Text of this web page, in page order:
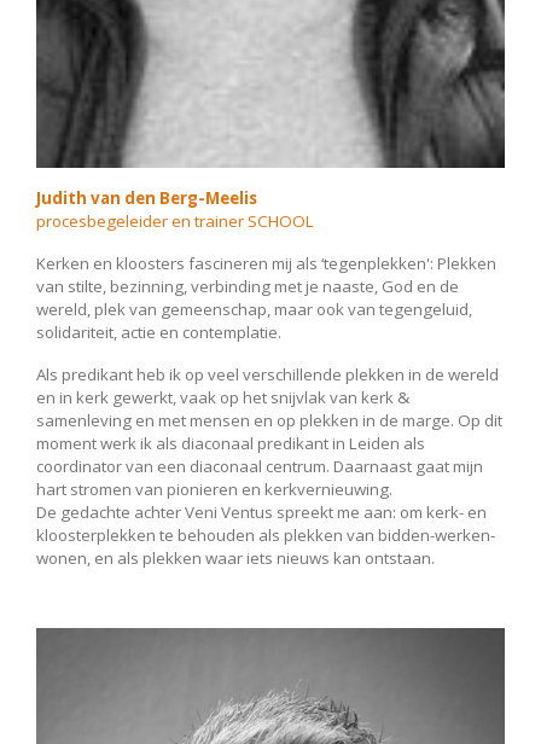
Judith van den Berg-Meelis
procesbegeleider en trainer SCHOOL
Kerken en kloosters fascineren mij als ‘tegenplekken': Plekken
van stilte, bezinning, verbinding met je naaste, God en de
wereld, plek van gemeenschap, maar ook van tegengeluid,
solidariteit, actie en contemplatie.
Als predikant heb ik op veel verschillende plekken in de wereld
en in kerk gewerkt, vaak op het snijvlak van kerk &
samenleving en met mensen en op plekken in de marge. Op dit
moment werk ik als diaconaal predikant in Leiden als
coordinator van een diaconaal centrum. Daarnaast gaat mijn
hart stromen van pionieren en kerkvernieuwing.
De gedachte achter Veni Ventus spreekt me aan: om kerk- en
kloosterplekken te behouden als plekken van bidden-werken-
wonen, en als plekken waar iets nieuws kan ontstaan.